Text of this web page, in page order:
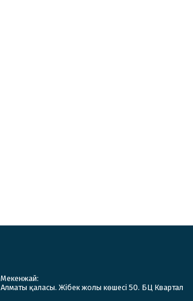
Мекенжай:
Алматы қаласы. Жібек жолы көшесі 50. БЦ Квартал